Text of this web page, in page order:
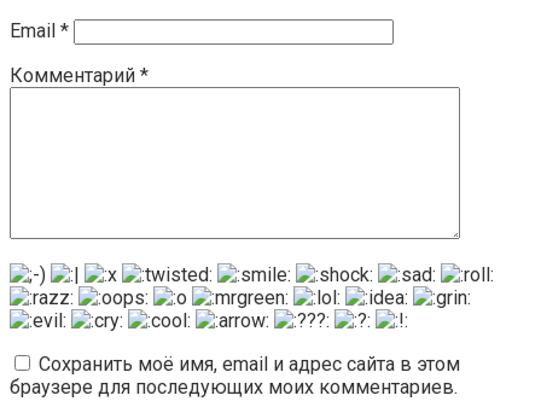
Email *
Комментарий *
Сохранить моё имя, email и адрес сайта в этом
браузере для последующих моих комментариев.